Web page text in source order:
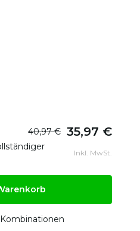
40,97 € 35,97 €
Inkl. MwSt.